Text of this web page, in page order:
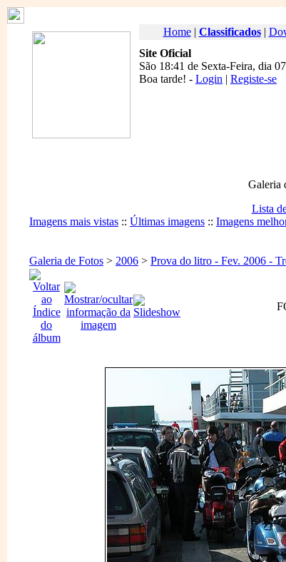
Home| Classificados|
Site Oficial
São 18:41 de Sexta-Feira, dia
Boa tarde! - Login | Registe-se
Galeria
Lista
Imagens mais vistas :: Últimas imagens :: Imagens
Galeria de Fotos > 2006 > Prova do litro - Fev. 2006 -